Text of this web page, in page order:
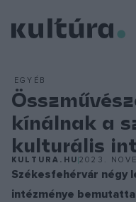
EGYÉB
kínálnak a
kulturális
KULTURA.HU 2023.
Székesfehérvár négy
intézménye